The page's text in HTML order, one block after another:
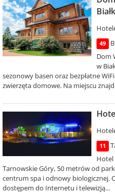
49
Dom
w
sezonowy basen oraz bezpłatne
zwierzęta domowe. Na miejscu
11
Hotel
Tarnowskie Góry, 50 metrów od
centrum spa i odnowy biologicznej.
dostępem do Internetu i telewizją...